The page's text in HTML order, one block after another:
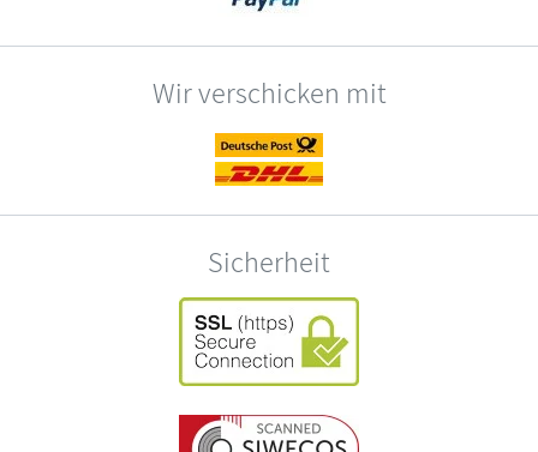
Wir verschicken mit
Sicherheit